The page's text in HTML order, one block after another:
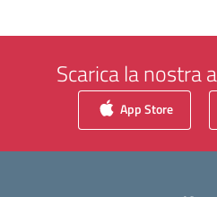
Scarica la nostra
App Store